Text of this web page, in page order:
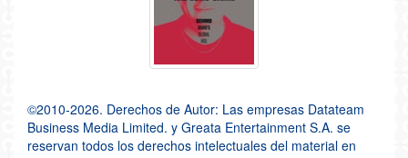
©2010-2026. Derechos de Autor: Las empresas Datateam
Business Media Limited. y Greata Entertainment S.A. se
reservan todos los derechos intelectuales del material en